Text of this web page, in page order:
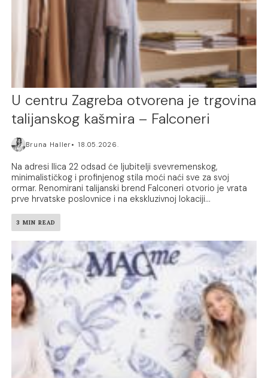
U centru Zagreba otvorena je trgovina
talijanskog kašmira – Falconeri
Bruna Haller 18.05.2026.
Na adresi Ilica 22 odsad će ljubitelji svevremenskog,
minimalističkog i profinjenog stila moći naći sve za svoj
ormar. Renomirani talijanski brend Falconeri otvorio je vrata
prve hrvatske poslovnice i na ekskluzivnoj lokaciji...
3 MIN READ